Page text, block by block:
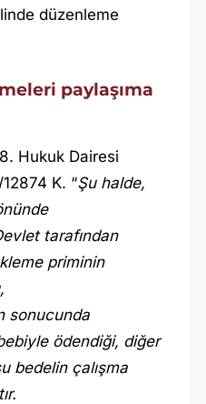
düzenleme
paylaşıma
Hukuk Dairesi
K. “Şu halde,
tarafından
priminin
sonucunda
ödendiği, diğer
bedelin çalışma